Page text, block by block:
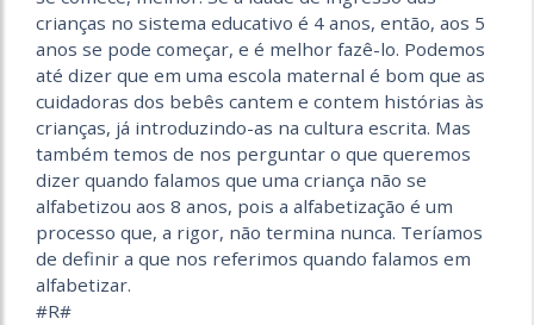
crianças no sistema educativo é 4 anos, então, aos 5
anos se pode começar, e é melhor fazê-lo. Podemos
até dizer que em uma escola maternal é bom que as
cuidadoras dos bebês cantem e contem histórias às
crianças, já introduzindo-as na cultura escrita. Mas
também temos de nos perguntar o que queremos
dizer quando falamos que uma criança não se
alfabetizou aos 8 anos, pois a alfabetização é um
processo que, a rigor, não termina nunca. Teríamos
de definir a que nos referimos quando falamos em
alfabetizar.
#R#